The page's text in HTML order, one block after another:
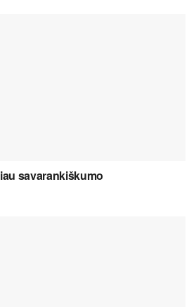
savarankiškumo